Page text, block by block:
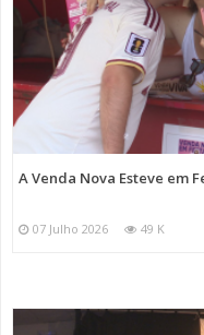
A Venda Nova Esteve em
07 Julho 2026 49 K